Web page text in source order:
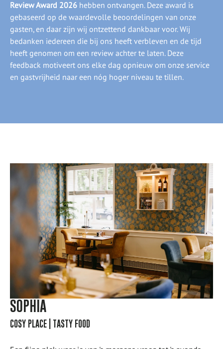
Review Award 2026 hebben ontvangen. Deze award is
gebaseerd op de waardevolle beoordelingen van onze
gasten, en daar zijn wij ontzettend dankbaar voor. Wij
bedanken iedereen die bij ons heeft verbleven en de tijd
heeft genomen om een review achter te laten. Deze
feedback motiveert ons elke dag opnieuw om onze service
en gastvrijheid naar een nóg hoger niveau te tillen.
SOPHIA
COSY PLACE | TASTY FOOD